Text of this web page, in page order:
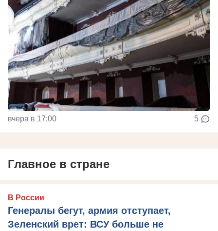
вчера в 17:00 5
Главное в стране
В России
Генералы бегут, армия отступает,
Зеленский врет: ВСУ больше не